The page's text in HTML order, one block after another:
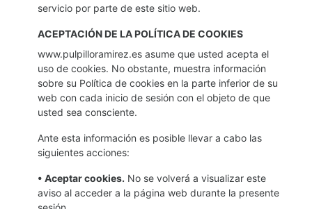
servicio por parte de este sitio web.
ACEPTACIÓN DE LA POLÍTICA DE COOKIES
www.pulpilloramirez.es asume que usted acepta el
uso de cookies. No obstante, muestra información
sobre su Política de cookies en la parte inferior de su
web con cada inicio de sesión con el objeto de que
usted sea consciente.
Ante esta información es posible llevar a cabo las
siguientes acciones:
• Aceptar cookies. No se volverá a visualizar este
aviso al acceder a la página web durante la presente